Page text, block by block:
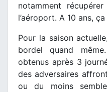
notamment
l’aéroport. A 10 ans,
Pour la saison
bordel quand
obtenus après 3
des adversaires
ou du moins